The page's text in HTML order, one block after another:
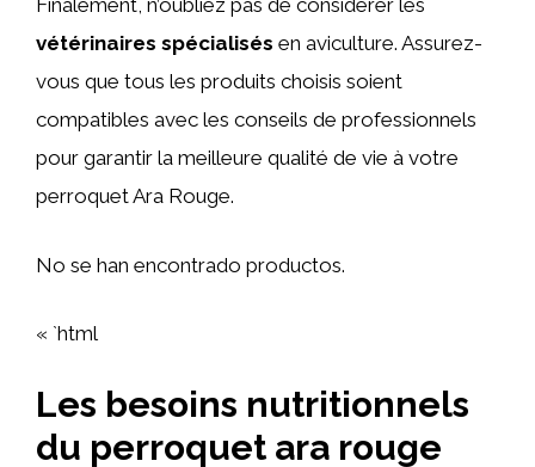
Finalement, n’oubliez pas de considérer les
vétérinaires spécialisés en aviculture. Assurez-
vous que tous les produits choisis soient
compatibles avec les conseils de professionnels
pour garantir la meilleure qualité de vie à votre
perroquet Ara Rouge.
No se han encontrado productos.
« `html
Les besoins nutritionnels
du perroquet ara rouge